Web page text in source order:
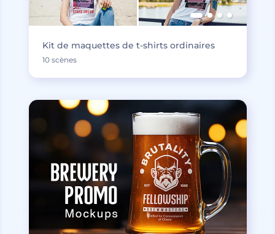
Kit de maquettes de t-shirts ordinaires
10 scènes